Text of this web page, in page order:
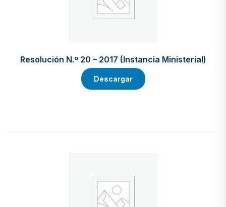
Resolución N.º 20 – 2017 (Instancia Ministerial)
Descargar